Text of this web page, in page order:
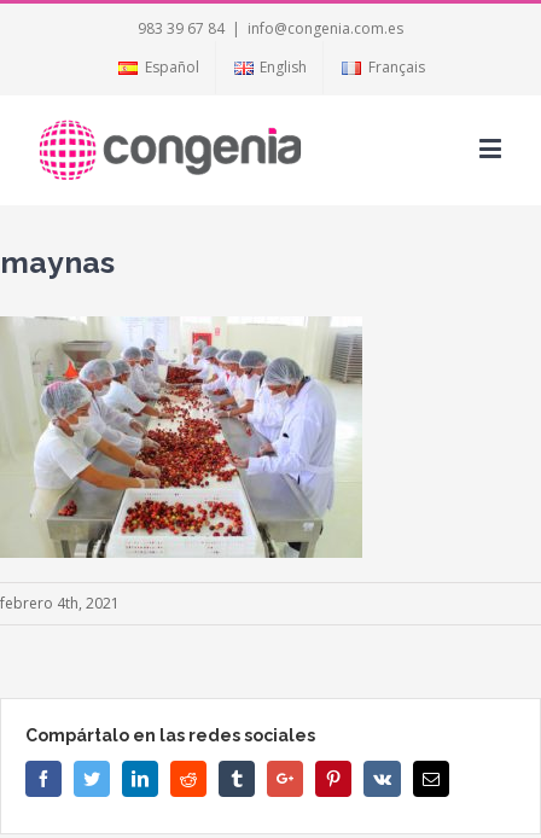
983 39 67 84 | info@congenia.com.es
Español
English Français
maynas
febrero 4th, 2021
Compártalo en las redes sociales
FacebookTwitterLinkedinReddit TumblrGoogle+ PinterestVk Email